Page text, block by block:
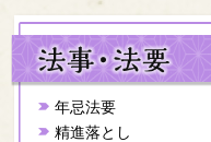
年忌法要
精進落とし